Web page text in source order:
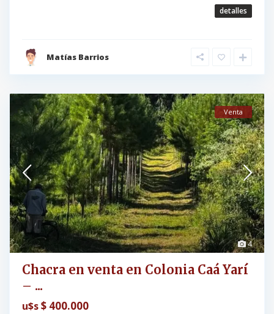
detalles
Matías Barrios
4
Venta
Chacra en venta en Colonia Caá Yarí
– ...
u$s$ 400.000